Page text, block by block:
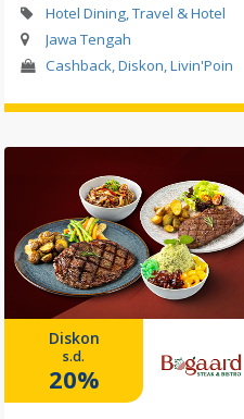
Hotel Dining, Travel & Hotel
Jawa Tengah
Cashback, Diskon, Livin'Poin
Diskon
s.d.
20%